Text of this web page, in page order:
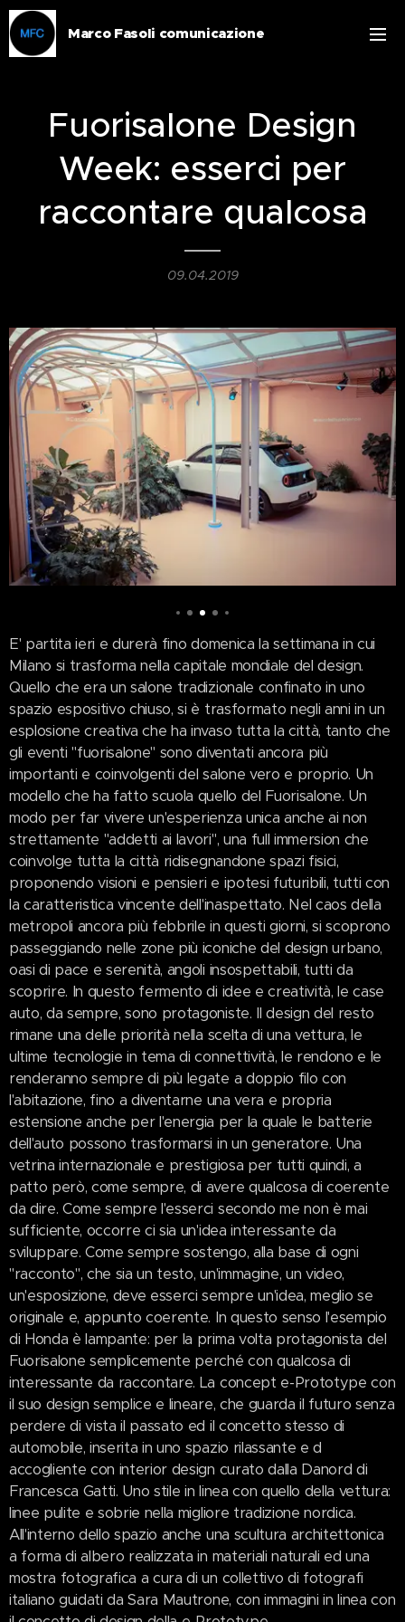
Marco Fasoli comunicazione
Fuorisalone Design
Week: esserci per
raccontare qualcosa
09.04.2019
E' partita ieri e durerà fino domenica la settimana in cui
Milano si trasforma nella capitale mondiale del design.
Quello che era un salone tradizionale confinato in uno
spazio espositivo chiuso, si è trasformato negli anni in un
esplosione creativa che ha invaso tutta la città, tanto che
gli eventi "fuorisalone" sono diventati ancora più
importanti e coinvolgenti del salone vero e proprio. Un
modello che ha fatto scuola quello del Fuorisalone. Un
modo per far vivere un'esperienza unica anche ai non
strettamente "addetti ai lavori", una full immersion che
coinvolge tutta la città ridisegnandone spazi fisici,
proponendo visioni e pensieri e ipotesi futuribili, tutti con
la caratteristica vincente dell'inaspettato. Nel caos della
metropoli ancora più febbrile in questi giorni, si scoprono
passeggiando nelle zone più iconiche del design urbano,
oasi di pace e serenità, angoli insospettabili, tutti da
scoprire. In questo fermento di idee e creatività, le case
auto, da sempre, sono protagoniste. Il design del resto
rimane una delle priorità nella scelta di una vettura, le
ultime tecnologie in tema di connettività, le rendono e le
renderanno sempre di più legate a doppio filo con
l'abitazione, fino a diventarne una vera e propria
estensione anche per l'energia per la quale le batterie
dell'auto possono trasformarsi in un generatore. Una
vetrina internazionale e prestigiosa per tutti quindi, a
patto però, come sempre, di avere qualcosa di coerente
da dire. Come sempre l'esserci secondo me non è mai
sufficiente, occorre ci sia un'idea interessante da
sviluppare. Come sempre sostengo, alla base di ogni
"racconto", che sia un testo, un'immagine, un video,
un'esposizione, deve esserci sempre un'idea, meglio se
originale e, appunto coerente. In questo senso l'esempio
di Honda è lampante: per la prima volta protagonista del
Fuorisalone semplicemente perché con qualcosa di
interessante da raccontare. La concept e-Prototype con
il suo design semplice e lineare, che guarda il futuro senza
perdere di vista il passato ed il concetto stesso di
automobile, inserita in uno spazio rilassante e d
accogliente con interior design curato dalla Danord di
Francesca Gatti. Uno stile in linea con quello della vettura:
linee pulite e sobrie nella migliore tradizione nordica.
All'interno dello spazio anche una scultura architettonica
a forma di albero realizzata in materiali naturali ed una
mostra fotografica a cura di un collettivo di fotografi
italiano guidati da Sara Mautrone, con immagini in linea con